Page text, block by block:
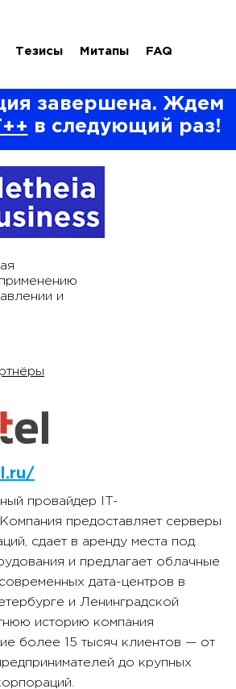
Тезисы Митапы
FAQ
завершена. Ждем
в следующий раз!
и
провайдер IT-
предоставляет серверы
сдает в аренду места под
и предлагает облачные
дата-центров в
и Ленинградской
историю компания
более 15 тысяч клиентов — от
до крупных